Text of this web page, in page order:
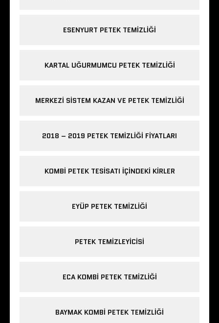
ESENYURT PETEK TEMIZLIĞI
KARTAL UĞURMUMCU PETEK TEMIZLIĞI
MERKEZI SISTEM KAZAN VE PETEK TEMIZLIĞI
2018 – 2019 PETEK TEMIZLIĞI FIYATLARI
KOMBI PETEK TESISATI IÇINDEKI KIRLER
EYÜP PETEK TEMIZLIĞI
PETEK TEMIZLEYICISI
ECA KOMBI PETEK TEMIZLIĞI
BAYMAK KOMBI PETEK TEMIZLIĞI